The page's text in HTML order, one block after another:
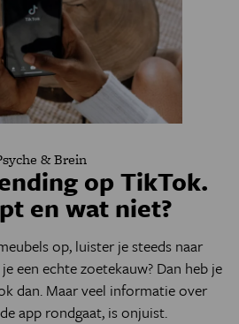
& Brein
op TikTok.
en wat niet?
op, luister je steeds naar
een echte zoetekauw? Dan heb je
dan. Maar veel informatie over
app rondgaat, is onjuist.